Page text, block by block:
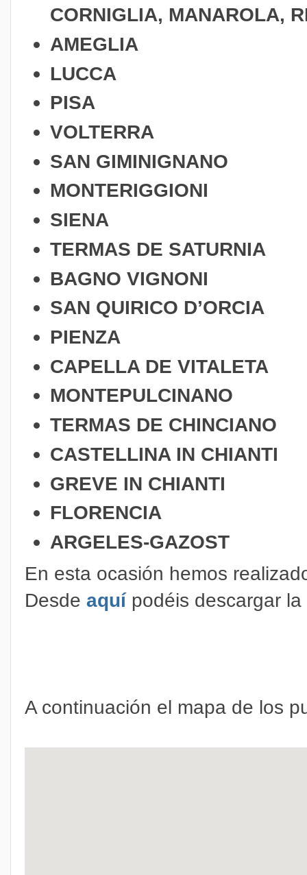
CORNIGLIA, MANAROLA,
AMEGLIA
LUCCA
PISA
VOLTERRA
SAN GIMINIGNANO
MONTERIGGIONI
SIENA
TERMAS DE SATURNIA
BAGNO VIGNONI
SAN QUIRICO D’ORCIA
PIENZA
CAPELLA DE VITALETA
MONTEPULCINANO
TERMAS DE CHINCIANO
CASTELLINA IN CHIANTI
GREVE IN CHIANTI
FLORENCIA
ARGELES-GAZOST
En esta ocasión hemos
Desde aquí podéis descargar
A continuación el mapa de los